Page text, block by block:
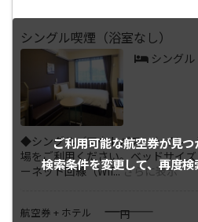
ご利用可能な航空券が見つ
検索条件を変更して、再度検
シングル喫煙（浴室なし）
シングル
◆シングル／アウトバス トイレ
場をご利用ください。ベッドサイ
ーネット回線（Wif...さらに表示
航空券 + ホテル ――――円